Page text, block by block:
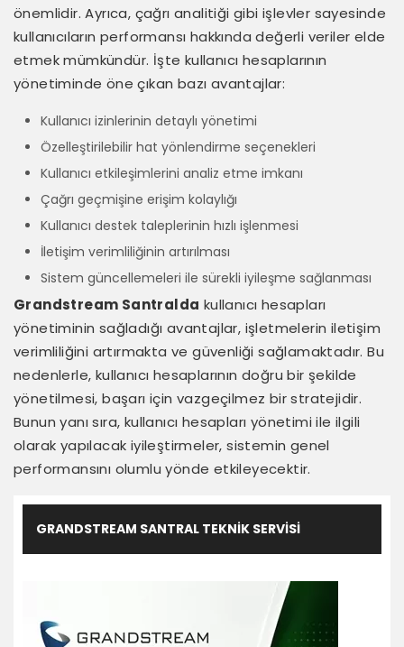
önemlidir. Ayrıca, çağrı analitiği gibi işlevler sayesinde
kullanıcıların performansı hakkında değerli veriler elde
etmek mümkündür. İşte kullanıcı hesaplarının
yönetiminde öne çıkan bazı avantajlar:
Kullanıcı izinlerinin detaylı yönetimi
Özelleştirilebilir hat yönlendirme seçenekleri
Kullanıcı etkileşimlerini analiz etme imkanı
Çağrı geçmişine erişim kolaylığı
Kullanıcı destek taleplerinin hızlı işlenmesi
İletişim verimliliğinin artırılması
Sistem güncellemeleri ile sürekli iyileşme sağlanması
Grandstream Santralda kullanıcı hesapları
yönetiminin sağladığı avantajlar, işletmelerin iletişim
verimliliğini artırmakta ve güvenliği sağlamaktadır. Bu
nedenlerle, kullanıcı hesaplarının doğru bir şekilde
yönetilmesi, başarı için vazgeçilmez bir stratejidir.
Bunun yanı sıra, kullanıcı hesapları yönetimi ile ilgili
olarak yapılacak iyileştirmeler, sistemin genel
performansını olumlu yönde etkileyecektir.
GRANDSTREAM SANTRAL TEKNIK SERVISI